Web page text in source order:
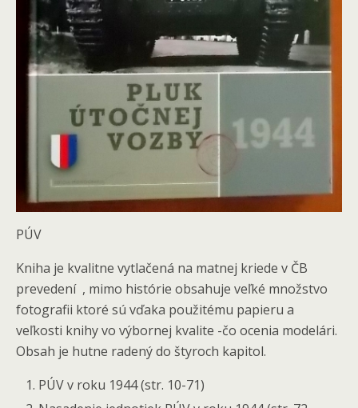
PÚV
Kniha je kvalitne vytlačená na matnej kriede v ČB
prevedení , mimo histórie obsahuje veľké množstvo
fotografii ktoré sú vďaka použitému papieru a
veľkosti knihy vo výbornej kvalite -čo ocenia modelári.
Obsah je hutne radený do štyroch kapitol.
PÚV v roku 1944 (str. 10-71)